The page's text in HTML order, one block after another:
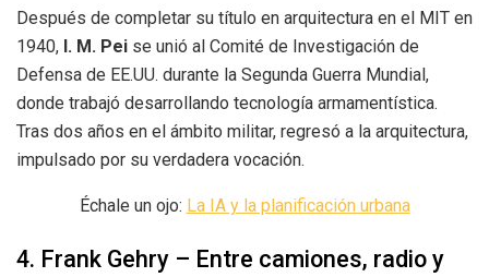
Después de completar su título en arquitectura en el MIT en
1940, I. M. Pei se unió al Comité de Investigación de
Defensa de EE.UU. durante la Segunda Guerra Mundial,
donde trabajó desarrollando tecnología armamentística.
Tras dos años en el ámbito militar, regresó a la arquitectura,
impulsado por su verdadera vocación.
Échale un ojo: La IA y la planificación urbana
4. Frank Gehry – Entre camiones, radio y